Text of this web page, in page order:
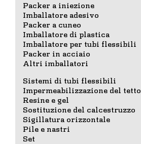
Packer a iniezione
Imballatore adesivo
Packer a cuneo
Imballatore di plastica
Imballatore per tubi flessibili
Packer in acciaio
Altri imballatori
Sistemi di tubi flessibili
Impermeabilizzazione del tetto
Resine e gel
Sostituzione del calcestruzzo
Sigillatura orizzontale
Pile e nastri
Set